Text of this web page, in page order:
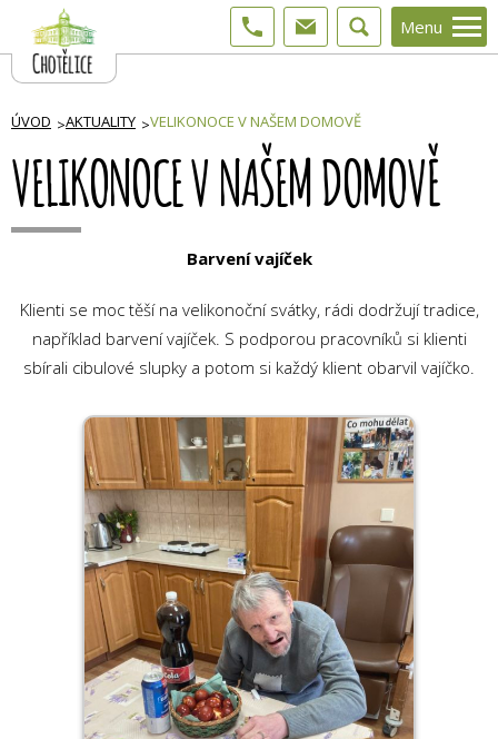
Menu
ÚVOD AKTUALITY VELIKONOCE V NAŠEM DOMOVĚ
VELIKONOCE V NAŠEM DOMOVĚ
Barvení vajíček
Klienti se moc těší na velikonoční svátky, rádi dodržují tradice,
například barvení vajíček. S podporou pracovníků si klienti
sbírali cibulové slupky a potom si každý klient obarvil vajíčko.